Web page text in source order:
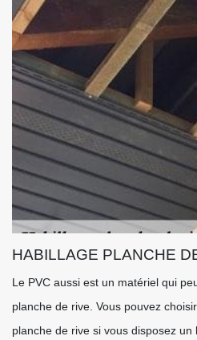
HABILLAGE PLANCHE
Le PVC aussi est un matériel qui
planche de rive. Vous pouvez
planche de rive si vous disposez